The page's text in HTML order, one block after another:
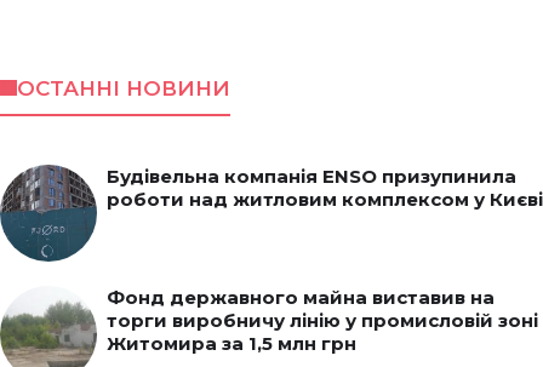
ОСТАННІ НОВИНИ
Будівельна компанія ENSO призупинила
роботи над житловим комплексом у Києві
Фонд державного майна виставив на
торги виробничу лінію у промисловій зоні
Житомира за 1,5 млн грн